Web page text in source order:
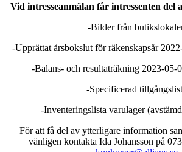
Vid intresseanmälan får intressenten del
-Bilder från
-Upprättat årsbokslut för räkenskapsår
-Balans- och resultaträkning 2023-05-
-Specificerad
-Inventeringslista varulager
För att få del av ytterligare information
vänligen kontakta Ida Johansson på